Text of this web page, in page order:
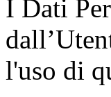
I Dati
l'uso di